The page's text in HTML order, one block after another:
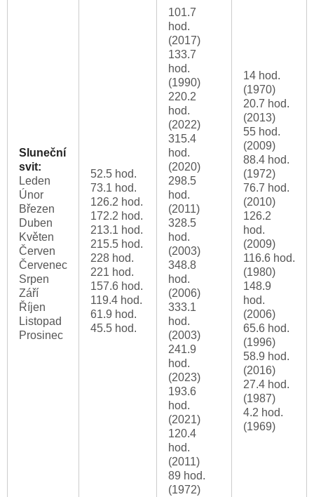
Sluneční
svit:
Leden
Únor
Březen
Duben
Květen
Červen
Červenec
Srpen
Září
Říjen
Listopad
Prosinec
52.5 hod.
73.1 hod.
126.2 hod.
172.2 hod.
213.1 hod.
215.5 hod.
228 hod.
221 hod.
157.6 hod.
119.4 hod.
61.9 hod.
45.5 hod.
101.7
hod.
(2017)
133.7
hod.
(1990)
220.2
hod.
(2022)
315.4
hod.
(2020)
298.5
hod.
(2011)
328.5
hod.
(2003)
348.8
hod.
(2006)
333.1
hod.
(2003)
241.9
hod.
(2023)
193.6
hod.
(2021)
120.4
hod.
(2011)
89 hod.
(1972)
14 hod.
(1970)
20.7 hod.
(2013)
55 hod.
(2009)
88.4 hod.
(1972)
76.7 hod.
(2010)
126.2
hod.
(2009)
116.6 hod.
(1980)
148.9
hod.
(2006)
65.6 hod.
(1996)
58.9 hod.
(2016)
27.4 hod.
(1987)
4.2 hod.
(1969)